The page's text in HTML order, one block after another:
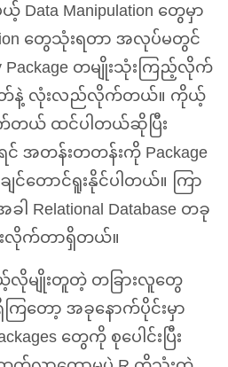
Manipulation တွေမှာ
တွေသုံးရတာ အလုပ်မတွင်
တမျိုးသုံးကြည့်လိုက်
းမှတ်နဲ့ လုံးလည်လိုက်တယ်။ ကိုယ့်
ယ် ထင်ပါတယ်ဆိုပြီး
တန်းတတန်းကို Package
ျင်တောင်ရူးနိုင်ပါတယ်။ ကြာ
Database တခု
းလိုက်တာရှိတယ်။
ျိုးတူတဲ့ တခြားလူတွေ
ြတော့ အခုနောက်ပိုင်းမှာ
တွေကို စုပေါင်းပြီး